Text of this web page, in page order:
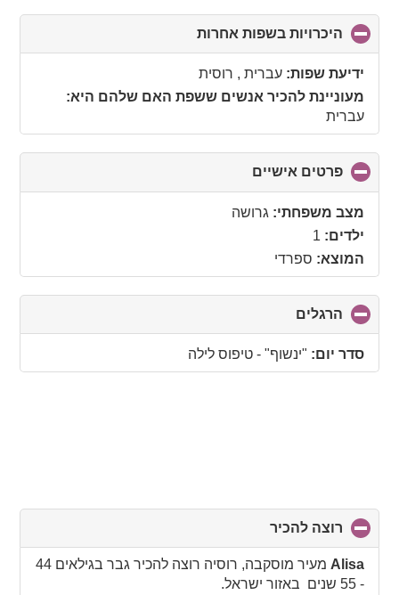
היכרויות בשפות אחרות
to
ידיעת שפות: עברית , רוסית
מעוניינת להכיר אנשים ששפת האם שלהם היא:
עברית
פרטים אישיים
to
collapse
מצב משפחתי: גרושה
ילדים: 1
המוצא: ספרדי
הרגלים
to
collapse
סדר יום: "ינשוף" - טיפוס לילה
רוצה להכיר
to
collapse
contents
Alisa
מעיר מוסקבה, רוסיה רוצה להכיר גבר בגילאים 44
- 55 שנים באזור ישראל.